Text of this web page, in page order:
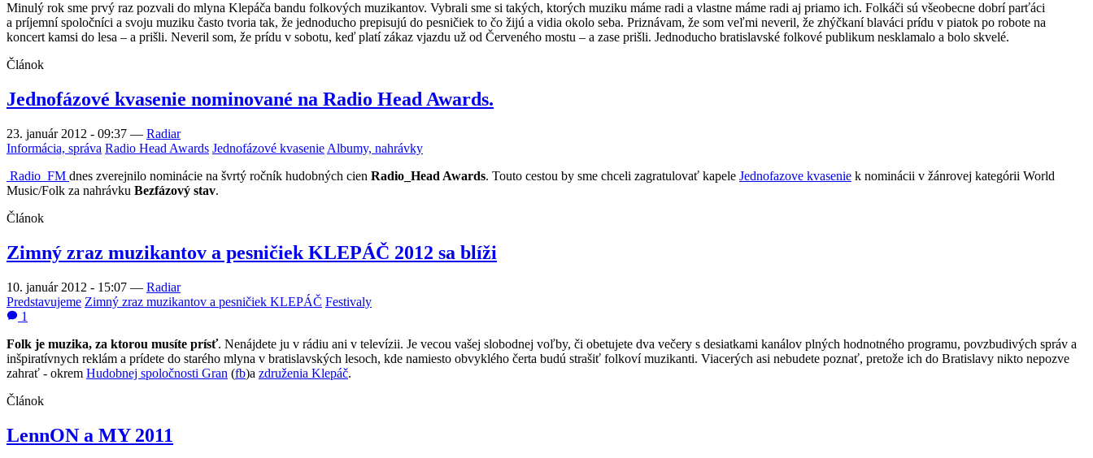
Minulý rok sme prvý raz pozvali do mlyna Klepáča bandu folkových muzikantov. Vybrali sme si takých, ktorých muziku máme radi a vlastne máme radi aj priamo ich. Folkáči sú všeobecne dobrí parťáci
a príjemní spoločníci a svoju muziku často tvoria tak, že jednoducho prepisujú do pesničiek to čo žijú a vidia okolo seba. Priznávam, že som veľmi neveril, že zhýčkaní blaváci prídu v piatok po robote na
koncert kamsi do lesa – a prišli. Neveril som, že prídu v sobotu, keď platí zákaz vjazdu už od Červeného mostu – a zase prišli. Jednoducho bratislavské folkové publikum nesklamalo a bolo skvelé.
Článok
Jednofázové kvasenie nominované na Radio Head Awards.
23. január 2012 - 09:37 — Radiar
Informácia, správa Radio Head Awards Jednofázové kvasenie Albumy, nahrávky
Radio_FM dnes zverejnilo nominácie na švrtý ročník hudobných cien Radio_Head Awards. Touto cestou by sme chceli zagratulovať kapele Jednofazove kvasenie k nominácii v žánrovej kategórii World
Music/Folk za nahrávku Bezfázový stav.
Článok
Zimný zraz muzikantov a pesničiek KLEPÁČ 2012 sa blíži
10. január 2012 - 15:07 — Radiar
Predstavujeme Zimný zraz muzikantov a pesničiek KLEPÁČ Festivaly
1
Folk je muzika, za ktorou musíte prísť. Nenájdete ju v rádiu ani v televízii. Je vecou vašej slobodnej voľby, či obetujete dva večery s desiatkami kanálov plných hodnotného programu, povzbudivých správ a
inšpiratívnych reklám a prídete do starého mlyna v bratislavských lesoch, kde namiesto obvyklého čerta budú strašiť folkoví muzikanti. Viacerých asi nebudete poznať, pretože ich do Bratislavy nikto nepozve
zahrať - okrem Hudobnej spoločnosti Gran (fb)a združenia Klepáč.
Článok
LennON a MY 2011